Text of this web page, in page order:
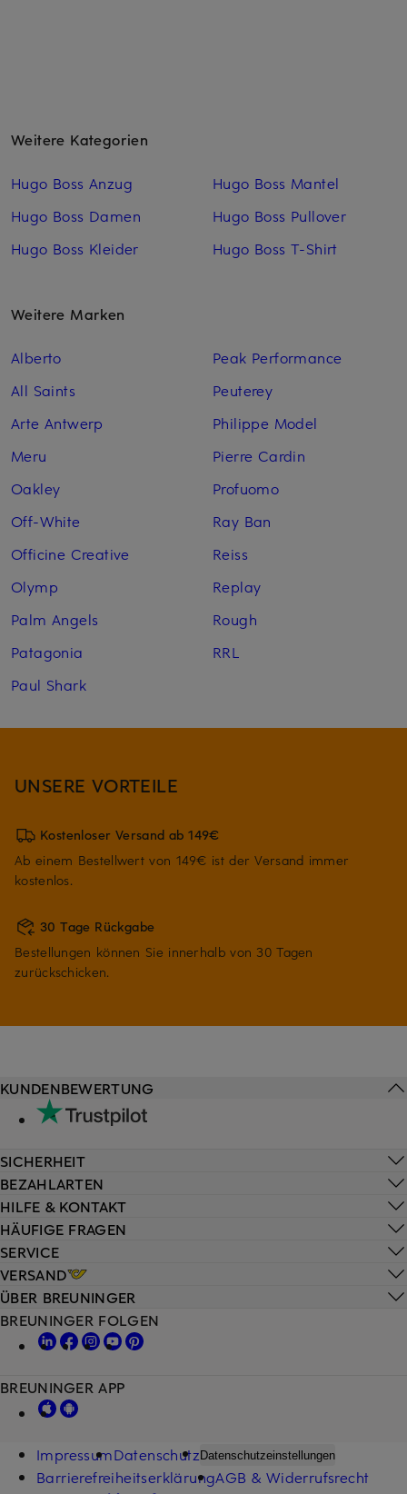
Weitere Kategorien
Hugo Boss Anzug
Hugo Boss Damen
Hugo Boss Kleider
Hugo Boss Mantel
Hugo Boss Pullover
Hugo Boss T-Shirt
Weitere Marken
Alberto
All Saints
Arte Antwerp
Meru
Oakley
Off-White
Officine Creative
Olymp
Palm Angels
Patagonia
Paul Shark
Peak Performance
Peuterey
Philippe Model
Pierre Cardin
Profuomo
Ray Ban
Reiss
Replay
Rough
RRL
UNSERE VORTEILE
Kostenloser Versand ab 149€
Ab einem Bestellwert von 149€ ist der Versand immer
kostenlos.
30 Tage Rückgabe
Bestellungen können Sie innerhalb von 30 Tagen
zurückschicken.
HILFE & KONTAKT
HÄUFIGE FRAGEN
SERVICE
VERSAND
KUNDENBEWERTUNG
SICHERHEIT
BEZAHLARTEN
ÜBER BREUNINGER
BREUNINGER FOLGEN
BREUNINGER APP
ImpressumDatenschutzDatenschutzeinstellungen
BarrierefreiheitserklärungAGB & Widerrufsrecht